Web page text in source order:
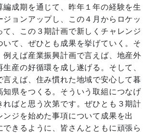
編成期を通じて、昨年１年の経験を生
ジョンアップし、この４月からロケッ
て、この３期計画で新しくチャレンジ
いて、ぜひとも成果を挙げていく。そ
例えば産業振興計画で言えば、地産外
産の好循環を成し遂げる。そして、
言えば、住み慣れた地域で安心して暮
知県をつくる。そういう取組につなげ
ればと思う次第です。ぜひとも３期計
ンジを始めた事項について成果を出
できるように、皆さんとともに頑張ら